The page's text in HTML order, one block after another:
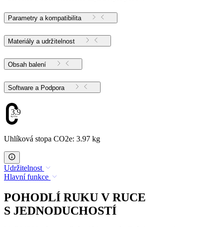
Parametry a kompatibilita
Materiály a udržitelnost
Obsah balení
Software a Podpora
3.97
Uhlíková stopa CO2e: 3.97 kg
Udržitelnost
Hlavní funkce
POHODLÍ RUKU V RUCE
S JEDNODUCHOSTÍ